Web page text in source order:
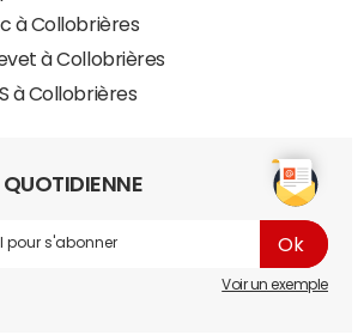
à Collobrières
à Collobrières
à Collobrières
QUOTIDIENNE
Voir un exemple